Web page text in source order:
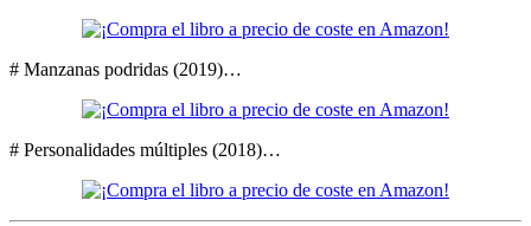
# Manzanas podridas (2019)…
# Personalidades múltiples (2018)…